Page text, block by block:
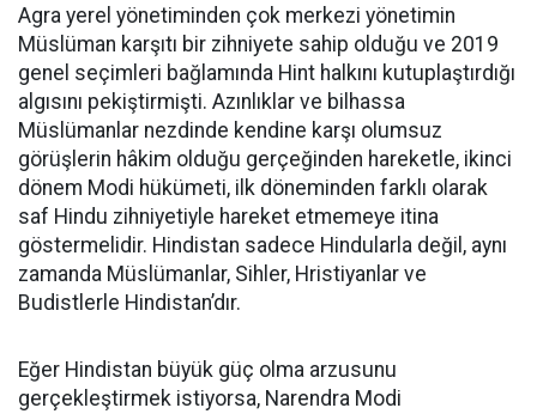
Agra yerel yönetiminden çok merkezi yönetimin
Müslüman karşıtı bir zihniyete sahip olduğu ve 2019
genel seçimleri bağlamında Hint halkını kutuplaştırdığı
algısını pekiştirmişti. Azınlıklar ve bilhassa
Müslümanlar nezdinde kendine karşı olumsuz
görüşlerin hâkim olduğu gerçeğinden hareketle, ikinci
dönem Modi hükümeti, ilk döneminden farklı olarak
saf Hindu zihniyetiyle hareket etmemeye itina
göstermelidir. Hindistan sadece Hindularla değil, aynı
zamanda Müslümanlar, Sihler, Hristiyanlar ve
Budistlerle Hindistan’dır.
Eğer Hindistan büyük güç olma arzusunu
gerçekleştirmek istiyorsa, Narendra Modi